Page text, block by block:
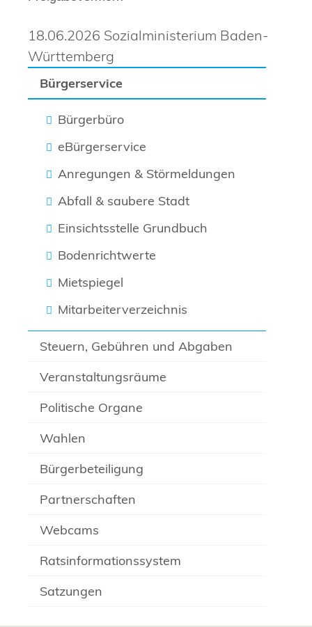
Bürgerservice
Bürgerbüro
eBürgerservice
Anregungen & Störmeldungen
Abfall & saubere Stadt
Einsichtsstelle Grundbuch
Bodenrichtwerte
Mietspiegel
Mitarbeiterverzeichnis
Steuern, Gebühren und Abgaben
Veranstaltungsräume
Politische Organe
Wahlen
Bürgerbeteiligung
Partnerschaften
Webcams
Ratsinformationssystem
Satzungen
18.06.2026 Sozialministerium Baden-
Württemberg